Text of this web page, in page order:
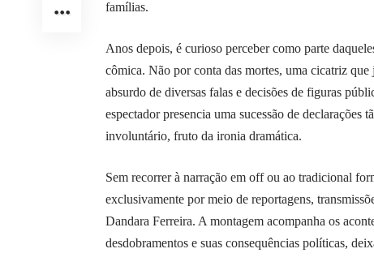
famílias.
Anos depois, é curioso perceber como parte
cômica. Não por conta das mortes, uma cicatriz
absurdo de diversas falas e decisões de figuras
espectador presencia uma sucessão de
involuntário, fruto da ironia dramática.
Sem recorrer à narração em off ou ao tradicional
exclusivamente por meio de reportagens,
Dandara Ferreira. A montagem acompanha os
desdobramentos e suas consequências políticas,